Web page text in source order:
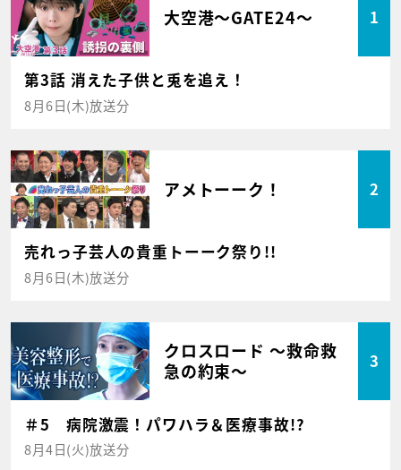
大空港～GATE24～ 1
第3話 消えた子供と兎を追え！
8月6日(木)放送分
アメトーーク！ 2
売れっ子芸人の貴重トーーク祭り!!
8月6日(木)放送分
クロスロード ～救命救
急の約束～
3
＃5 病院激震！パワハラ＆医療事故!?
8月4日(火)放送分